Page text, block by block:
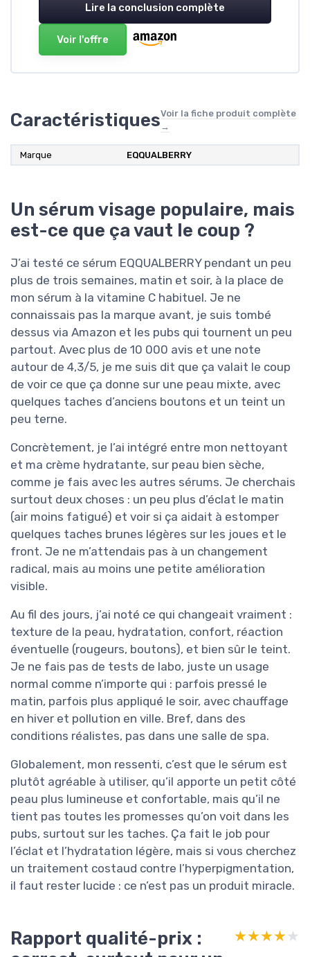
Lire la conclusion complète
Voir l'offre
CaractéristiquesVoir la fiche produit complète
→
Marque EQQUALBERRY
Un sérum visage populaire, mais
est-ce que ça vaut le coup ?
J’ai testé ce sérum EQQUALBERRY pendant un peu
plus de trois semaines, matin et soir, à la place de
mon sérum à la vitamine C habituel. Je ne
connaissais pas la marque avant, je suis tombé
dessus via Amazon et les pubs qui tournent un peu
partout. Avec plus de 10 000 avis et une note
autour de 4,3/5, je me suis dit que ça valait le coup
de voir ce que ça donne sur une peau mixte, avec
quelques taches d’anciens boutons et un teint un
peu terne.
Concrètement, je l’ai intégré entre mon nettoyant
et ma crème hydratante, sur peau bien sèche,
comme je fais avec les autres sérums. Je cherchais
surtout deux choses : un peu plus d’éclat le matin
(air moins fatigué) et voir si ça aidait à estomper
quelques taches brunes légères sur les joues et le
front. Je ne m’attendais pas à un changement
radical, mais au moins une petite amélioration
visible.
Au fil des jours, j’ai noté ce qui changeait vraiment :
texture de la peau, hydratation, confort, réaction
éventuelle (rougeurs, boutons), et bien sûr le teint.
Je ne fais pas de tests de labo, juste un usage
normal comme n’importe qui : parfois pressé le
matin, parfois plus appliqué le soir, avec chauffage
en hiver et pollution en ville. Bref, dans des
conditions réalistes, pas dans une salle de spa.
Globalement, mon ressenti, c’est que le sérum est
plutôt agréable à utiliser, qu’il apporte un petit côté
peau plus lumineuse et confortable, mais qu’il ne
tient pas toutes les promesses qu’on voit dans les
pubs, surtout sur les taches. Ça fait le job pour
l’éclat et l’hydratation légère, mais si vous cherchez
un traitement costaud contre l’hyperpigmentation,
il faut rester lucide : ce n’est pas un produit miracle.
Rapport qualité-prix :
★★★★★
★★★★★